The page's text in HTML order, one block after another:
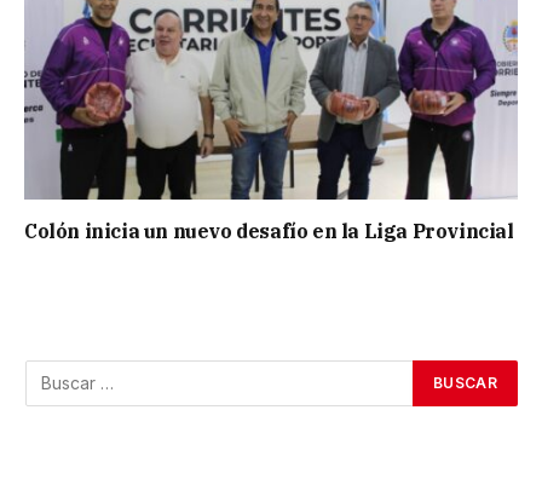
Colón inicia un nuevo desafío en la Liga Provincial